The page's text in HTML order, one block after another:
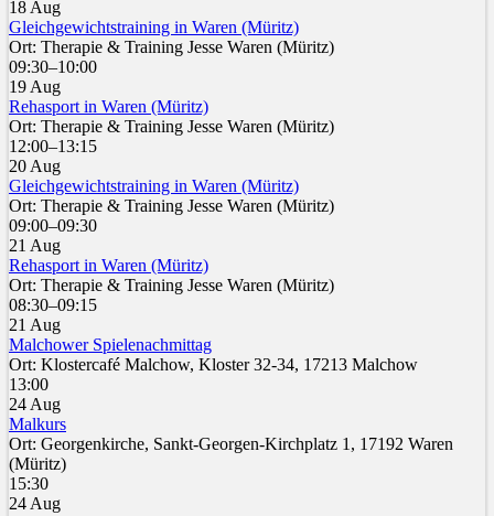
18 Aug
Gleichgewichtstraining in Waren (Müritz)
Ort: Therapie & Training Jesse Waren (Müritz)
09:30–10:00
19 Aug
Rehasport in Waren (Müritz)
Ort: Therapie & Training Jesse Waren (Müritz)
12:00–13:15
20 Aug
Gleichgewichtstraining in Waren (Müritz)
Ort: Therapie & Training Jesse Waren (Müritz)
09:00–09:30
21 Aug
Rehasport in Waren (Müritz)
Ort: Therapie & Training Jesse Waren (Müritz)
08:30–09:15
21 Aug
Malchower Spielenachmittag
Ort: Klostercafé Malchow, Kloster 32-34, 17213 Malchow
13:00
24 Aug
Malkurs
Ort: Georgenkirche, Sankt-Georgen-Kirchplatz 1, 17192 Waren
(Müritz)
15:30
24 Aug